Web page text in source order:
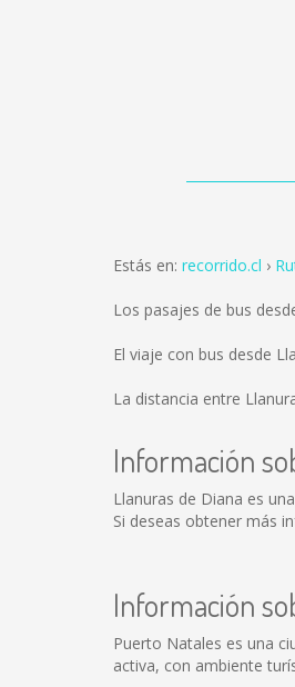
Estás en: recorrido.cl
Los pasajes de bus
El viaje con bus desde
La distancia entre
Información
Llanuras de Diana es
Si deseas obtener más
Información
Puerto Natales es una
activa, con ambiente